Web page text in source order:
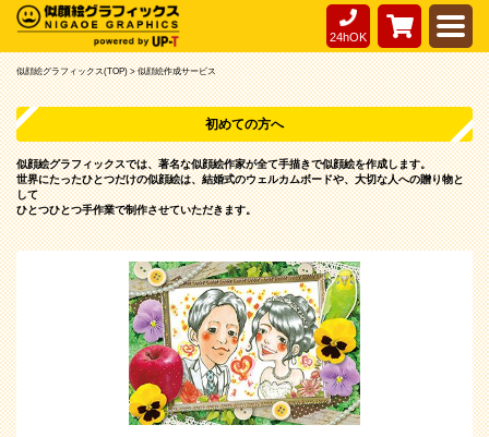
24hOK
似顔絵グラフィックス(TOP) >似顔絵作成サービス
初めての方へ
似顔絵グラフィックスでは、著名な似顔絵作家が全て手描きで似顔絵を作成します。
世界にたったひとつだけの似顔絵は、結婚式のウェルカムボードや、大切な人への贈り物と
して
ひとつひとつ手作業で制作させていただきます。